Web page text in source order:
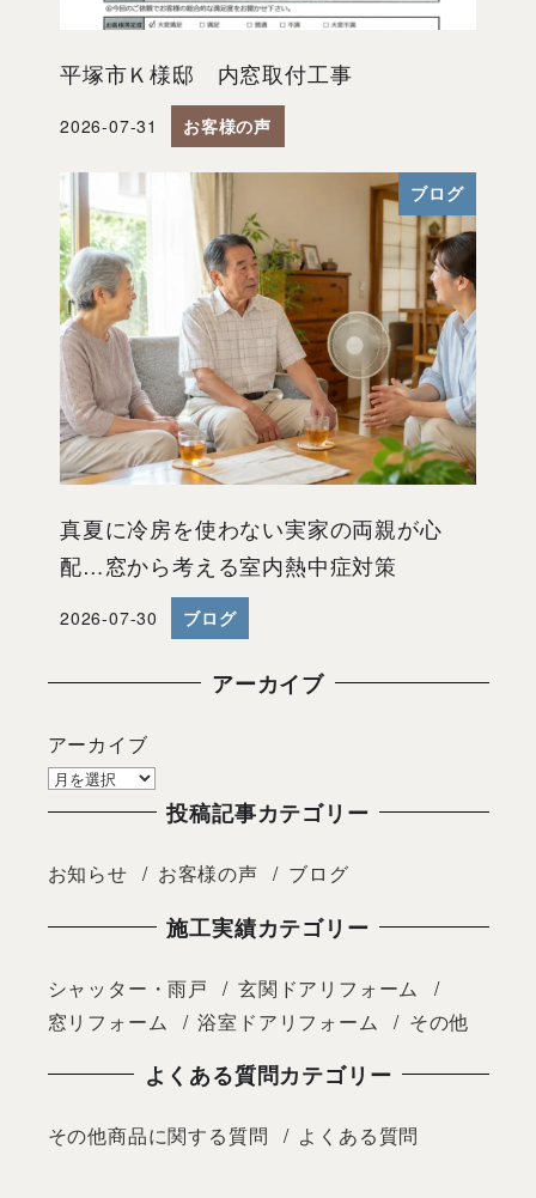
平塚市Ｋ様邸 内窓取付工事
投稿日
2026-07-31 お客様の声
ブログ
真夏に冷房を使わない実家の両親が心
配…窓から考える室内熱中症対策
投稿日
2026-07-30 ブログ
アーカイブ
アーカイブ
投稿記事カテゴリー
お知らせ お客様の声 ブログ
施工実績カテゴリー
シャッター・雨戸
玄関ドアリフォーム
窓リフォーム
浴室ドアリフォーム その他
よくある質問カテゴリー
その他商品に関する質問 よくある質問